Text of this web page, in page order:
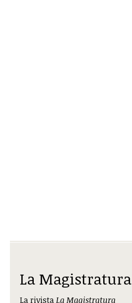
La Magistratura
La rivistaLa Magistratura